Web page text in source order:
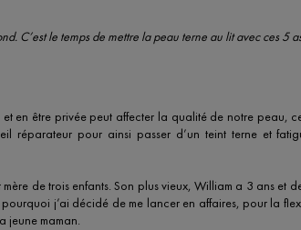
C’est le temps de mettre la peau terne au lit avec ces 5
en être privée peut affecter la qualité de notre peau,
réparateur pour ainsi passer d’un teint terne et
de trois enfants. Son plus vieux, William a 3 ans et
pourquoi j’ai décidé de me lancer en affaires, pour la
jeune maman.